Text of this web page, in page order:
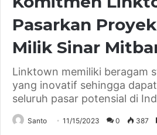
Pasarkan
Milik Sinar
Linktown memiliki beragam
yang inovatif sehingga
seluruh pasar potensial di
Santo 11/15/2023 0 387